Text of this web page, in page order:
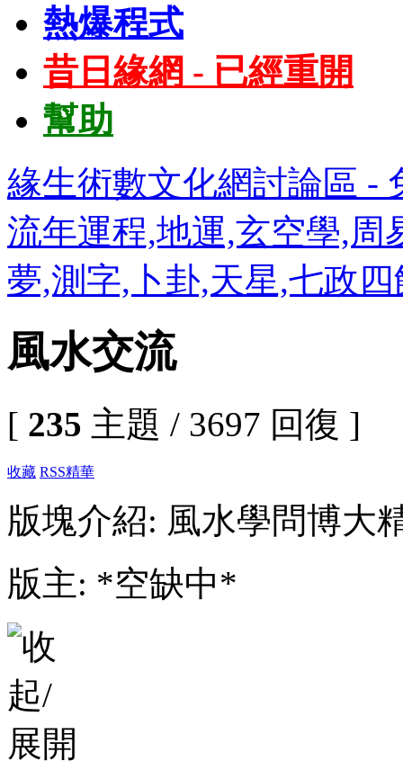
熱爆程式
昔日緣網 - 已經重開
幫助
緣生術數文化網討論區 -
流年運程,地運,玄空學,周
夢,測字,卜卦,天星,七政
風水交流
[ 235 主題 / 3697 回復 ]
收藏 RSS精華
版塊介紹: 風水學問博大
版主: *空缺中*